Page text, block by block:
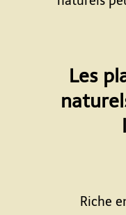
Les
Riche